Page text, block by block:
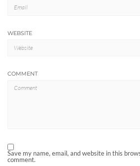
WEBSITE
COMMENT
Save my name, email, and website in this
comment.